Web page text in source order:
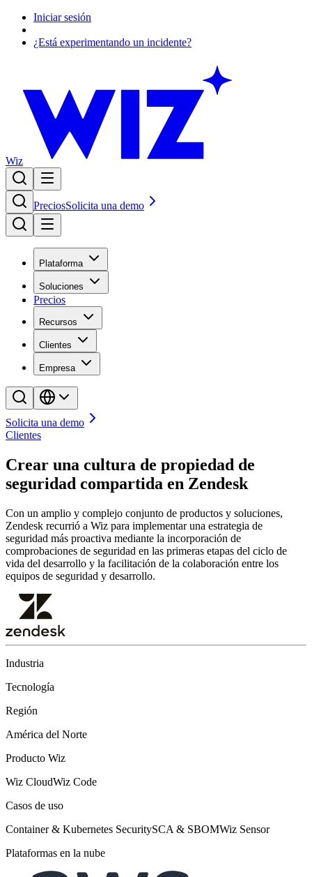
Iniciar sesión
¿Está experimentando un incidente?
Wiz
PreciosSolicita una demo
Plataforma
Soluciones
Precios
Recursos
Clientes
Empresa
Solicita una demo
Clientes
Crear una cultura de propiedad de
seguridad compartida en Zendesk
Con un amplio y complejo conjunto de productos y soluciones,
Zendesk recurrió a Wiz para implementar una estrategia de
seguridad más proactiva mediante la incorporación de
comprobaciones de seguridad en las primeras etapas del ciclo de
vida del desarrollo y la facilitación de la colaboración entre los
equipos de seguridad y desarrollo.
Industria
Tecnología
Región
América del Norte
Producto Wiz
Wiz CloudWiz Code
Casos de uso
Container & Kubernetes SecuritySCA & SBOMWiz Sensor
Plataformas en la nube